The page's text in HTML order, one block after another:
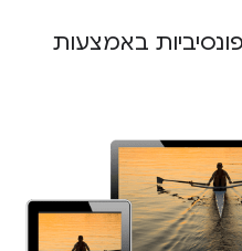
באמצעות